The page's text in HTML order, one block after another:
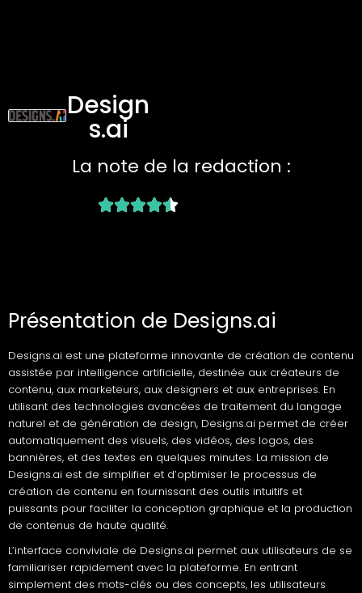
Design
s.ai
La note de la redaction :
Présentation de Designs.ai
Designs.ai est une plateforme innovante de création de contenu
assistée par intelligence artificielle, destinée aux créateurs de
contenu, aux marketeurs, aux designers et aux entreprises. En
utilisant des technologies avancées de traitement du langage
naturel et de génération de design, Designs.ai permet de créer
automatiquement des visuels, des vidéos, des logos, des
bannières, et des textes en quelques minutes. La mission de
Designs.ai est de simplifier et d’optimiser le processus de
création de contenu en fournissant des outils intuitifs et
puissants pour faciliter la conception graphique et la production
de contenus de haute qualité.
L’interface conviviale de Designs.ai permet aux utilisateurs de se
familiariser rapidement avec la plateforme. En entrant
simplement des mots-clés ou des concepts, les utilisateurs